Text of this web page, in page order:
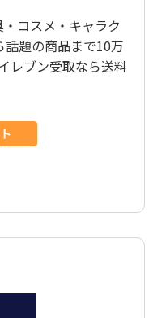
コスメ・キャラク
題の商品まで10万
レブン受取なら送料